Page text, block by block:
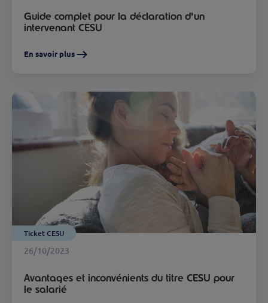
Guide complet pour la déclaration d'un
intervenant CESU
En savoir plus
Ticket CESU
26/10/2023
Avantages et inconvénients du titre CESU pour
le salarié